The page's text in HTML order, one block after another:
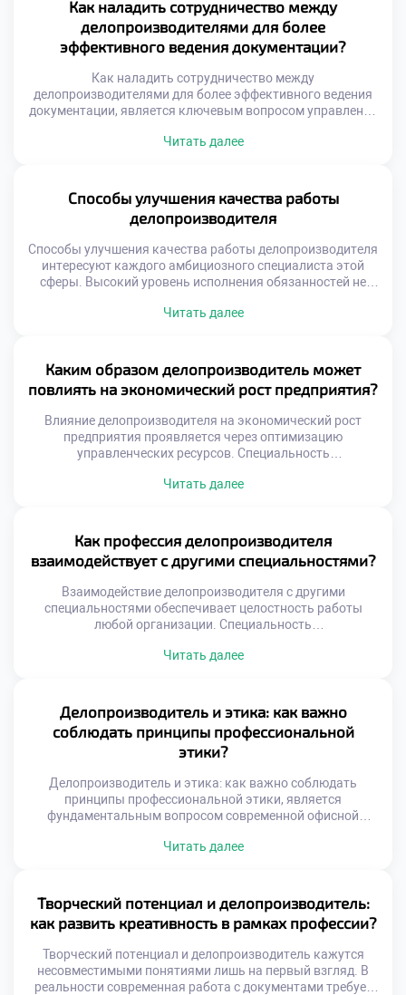
компетенций. Образовательная программа моделирует
стрессовые ситуации управления информацией. Будущие
профессионалы учатся принимать взвешенные решения
Как наладить сотрудничество между
делопроизводителями для более
эффективного ведения документации?
Как наладить сотрудничество между
делопроизводителями для более эффективного ведения
документации, является ключевым вопросом управления
дублирование функций и ошибок. Единый подход к
входящих потоков информации. Синергия сотрудников
превышает сумму индивидуальных усилий каждого.
Качество документооборота зависит от слаженности
коллектива. Эффективность достигается через
осознанную […]
Читать далее
Способы улучшения качества работы
делопроизводителя
Способы улучшения качества работы делопроизводителя
интересуют каждого амбициозного специалиста этой
сферы. Высокий уровень исполнения обязанностей не
осознанных усилий, регулярной практики и постоянного
Профессиональное мастерство строится на сочетании
жестких навыков и личной дисциплины. Техническая
грамотность без ответственного отношения к […]
Читать далее
Каким образом делопроизводитель может
повлиять на экономический рост предприятия?
Влияние делопроизводителя на экономический рост
предприятия проявляется через оптимизацию
управленческих ресурсов. Специальность
связь между порядком в документах и прибылью.
абитуриенты стремятся быстро поступить учиться в
техникум для освоения этой перспективной профессии.
Учебная программа раскрывает экономическую суть
административной работы будущего специалиста.
Студенты […]
Читать далее
Как профессия делопроизводителя
взаимодействует с другими специальностями?
Взаимодействие делопроизводителя с другими
специальностями обеспечивает целостность работы
любой организации. Специальность
между разрозненными отделами. Без этой интеграции
для получения универсальных навыков.
Образовательная программа раскрывает механизмы
межфункционального сотрудничества студентов.
Будущие специалисты учатся говорить на языке разных
Читать далее
Делопроизводитель и этика: как важно
соблюдать принципы профессиональной
этики?
Делопроизводитель и этика: как важно соблюдать
принципы профессиональной этики, является
фундаментальным вопросом современной офисной
сегодня категорически недостаточно. Специалист
определяют качество этих сложных взаимодействий.
Доверие к сотруднику строится именно на этических
принципах. Репутация организации напрямую зависит от
поведения персонала. Профессиональная этика […]
Читать далее
Творческий потенциал и делопроизводитель:
как развить креативность в рамках профессии?
Творческий потенциал и делопроизводитель кажутся
несовместимыми понятиями лишь на первый взгляд. В
реальности современная работа с документами требует